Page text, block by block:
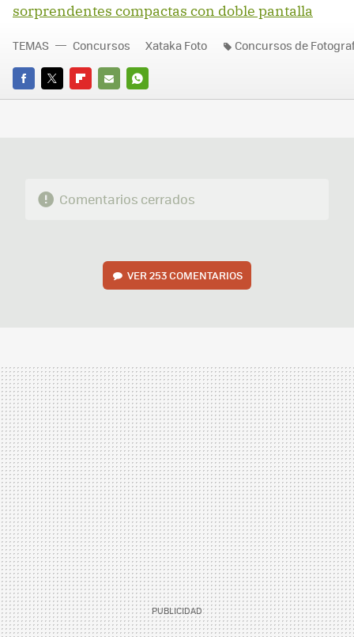
sorprendentes compactas con doble pantalla
FACEBOOK
TWITTERFLIPBOARD
E-
WHATSAPP
TEMAS Concursos Xataka Foto Concursos de
Comentarios cerrados
VER253 COMENTARIOS